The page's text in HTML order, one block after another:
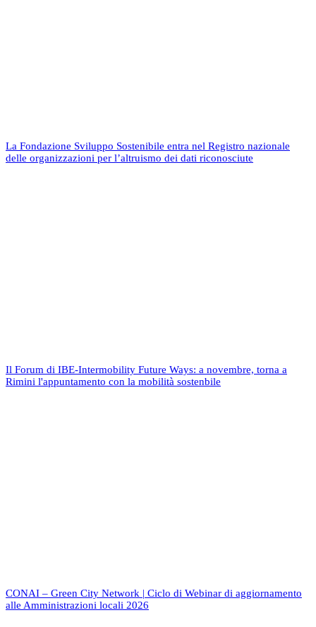
La Fondazione Sviluppo Sostenibile entra nel Registro nazionale
delle organizzazioni per l’altruismo dei dati riconosciute
Il Forum di IBE-Intermobility Future Ways: a novembre, torna a
Rimini l'appuntamento con la mobilità sostenbile
CONAI – Green City Network | Ciclo di Webinar di aggiornamento
alle Amministrazioni locali 2026